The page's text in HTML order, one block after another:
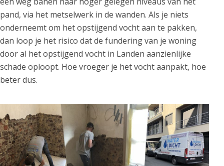
pand, via het metselwerk in de wanden. Als je niets
onderneemt om het opstijgend vocht aan te pakken,
dan loop je het risico dat de fundering van je woning
door al het opstijgend vocht in Landen aanzienlijke
schade oploopt. Hoe vroeger je het vocht aanpakt, hoe
beter dus.